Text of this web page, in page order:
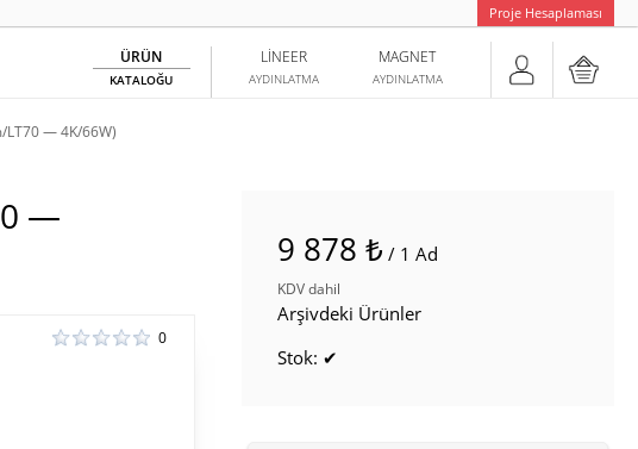
Proje Hesaplaması
MAGNET
AYDINLATMA
LINEER
AYDINLATMA
ÜRÜN
KATALOĞU
LT70 — 4K/66W)
—
0
9 878 ₺ / 1 Ad
KDV dahil
Arşivdeki Ürünler
Stok: ✔